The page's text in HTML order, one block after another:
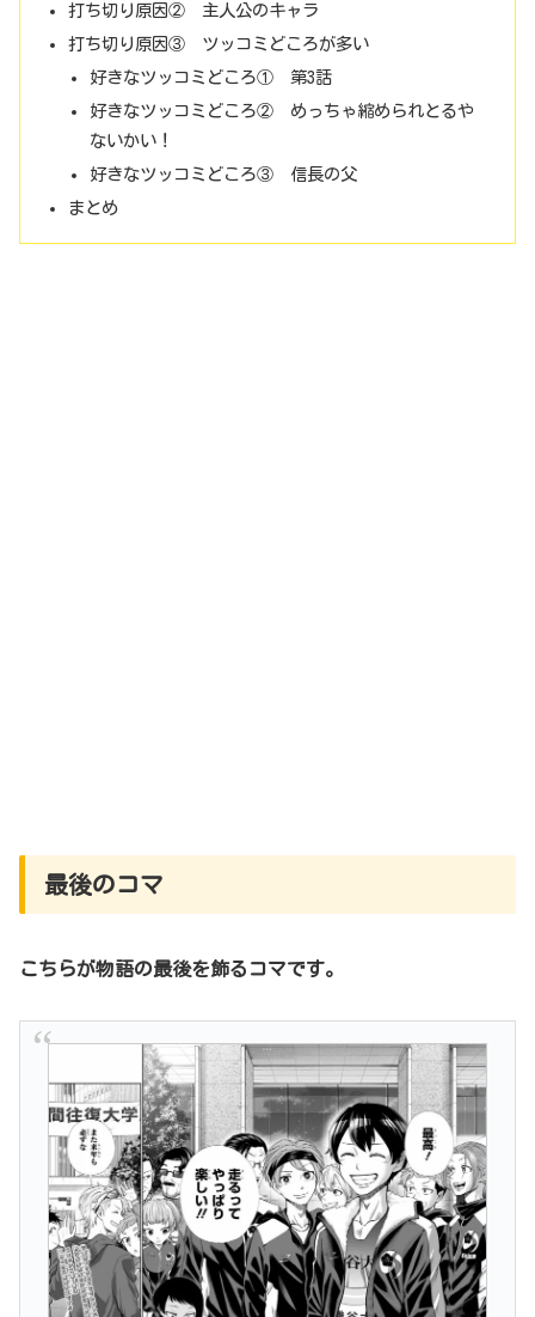
打ち切り原因② 主人公のキャラ
打ち切り原因③ ツッコミどころが多い
好きなツッコミどころ① 第3話
好きなツッコミどころ② めっちゃ縮められとるや
ないかい！
好きなツッコミどころ③ 信長の父
まとめ
最後のコマ
こちらが物語の最後を飾るコマです。